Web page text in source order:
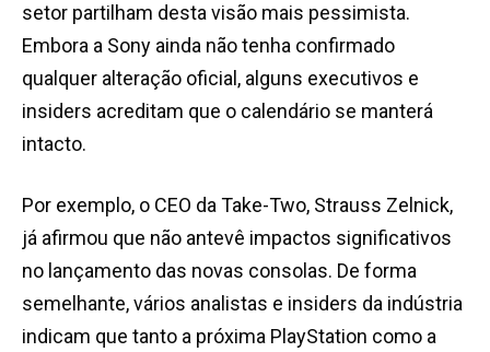
setor partilham desta visão mais pessimista.
Embora a Sony ainda não tenha confirmado
qualquer alteração oficial, alguns executivos e
insiders acreditam que o calendário se manterá
intacto.
Por exemplo, o CEO da Take-Two, Strauss Zelnick,
já afirmou que não antevê impactos significativos
no lançamento das novas consolas. De forma
semelhante, vários analistas e insiders da indústria
indicam que tanto a próxima PlayStation como a